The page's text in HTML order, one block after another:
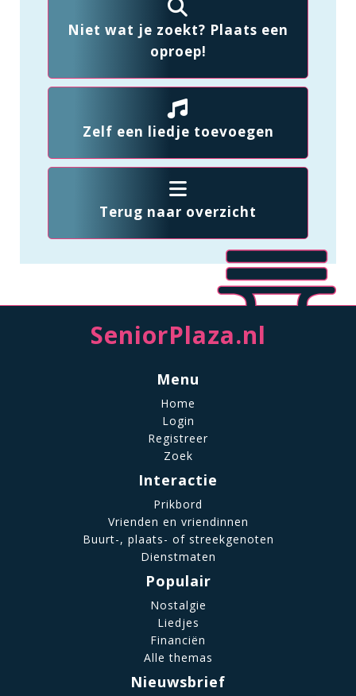
Niet wat je zoekt? Plaats een
oproep!
Zelf een liedje toevoegen
Terug naar overzicht
SeniorPlaza.nl
Menu
Home
Login
Registreer
Zoek
Interactie
Prikbord
Vrienden en vriendinnen
Buurt-, plaats- of streekgenoten
Dienstmaten
Populair
Nostalgie
Liedjes
Financiën
Alle themas
Nieuwsbrief